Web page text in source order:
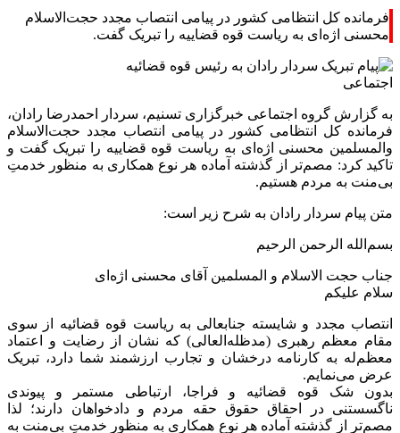
فرمانده کل انتظامی کشور در پیامی انتصاب مجدد حجت‌الاسلام
محسنی اژه‌ای به ریاست قوه قضاییه را تبریک گفت.
اجتماعی
به گزارش گروه اجتماعی خبرگزاری تسنیم، سردار احمدرضا رادان،
فرمانده کل انتظامی کشور در پیامی انتصاب مجدد حجت‌الاسلام
والمسلمین محسنی اژه‌ای به ریاست قوه قضاییه را تبریک گفت و
تاکید کرد: مصم‌تر از گذشته آماده هر نوع همکاری به منظور خدمتِ
بی‌منت به مردم هستیم.
متن پیام سردار رادان به شرح زیر است:
بسم‌الله الرحمن الرحیم
جناب حجت‌ الاسلام و المسلمین آقای محسنی اژه‌ای
سلام علیکم
انتصاب مجدد و شایسته جنابعالی به ریاست قوه قضائیه از سوی
مقام معظم رهبری (مدظله‌العالی) که نشان از رضایت و اعتماد
معظم‌له به کارنامه درخشان و تجارب ارزشمند شما دارد، تبریک
عرض می‌نمایم.
بدون شک قوه قضائیه و فراجا، ارتباطی مستمر و پیوندی
ناگسستنی در احقاق حقوق حقه مردم و دادخواهان دارند؛ لذا
مصم‌تر از گذشته آماده هر نوع همکاری به منظور خدمتِ بی‌منت به